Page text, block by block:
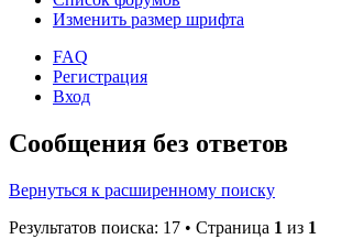
Изменить размер шрифта
FAQ
Регистрация
Вход
Сообщения без ответов
Вернуться к расширенному поиску
Результатов поиска: 17 • Страница 1 из 1